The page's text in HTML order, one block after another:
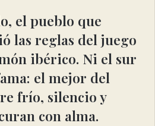
el pueblo que
las reglas del juego
ibérico. Ni el sur
el mejor del
frío, silencio y
con alma.